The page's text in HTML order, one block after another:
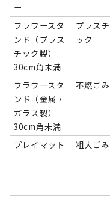
ー
フラワースタ
ンド（プラス
チック製）
30cm角未満
プラスチ
ック
フラワースタ
ンド（金属・
ガラス製）
30cm角未満
不燃ごみ
プレイマット 粗大ごみ